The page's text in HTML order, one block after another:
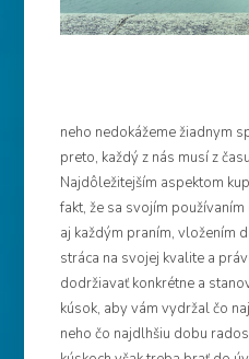
neho nedokážeme žiadnym
preto, každý z nás musí z
Najdôležitejším aspektom
fakt, že sa svojím
aj každým praním, vložením
stráca na svojej kvalite a
dodržiavať konkrétne a
kúsok, aby vám vydržal čo
neho čo najdlhšiu dobu